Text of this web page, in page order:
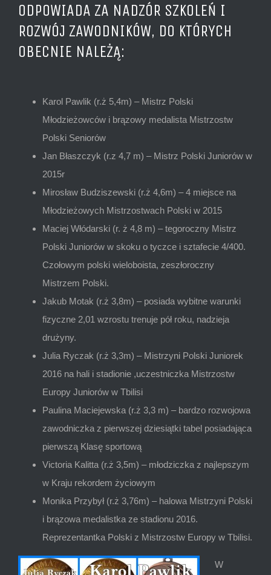
ODPOWIADA ZA NADZÓR SZKOLEŃ I
ROZWÓJ ZAWODNIKÓW, DO KTÓRYCH
OBECNIE NALEŻĄ:
Karol Pawlik (r.ż 5,4m) – Mistrz Polski
Młodzieżowców i brązowy medalista Mistrzostw
Polski Seniorów
Jan Błaszczyk (r.z 4,7 m) – Mistrz Polski Juniorów w
2015r
Mirosław Budziszewski (r.ż 4,6m) – 4 miejsce na
Młodzieżowych Mistrzostwach Polski w 2015
Maciej Włódarski (r. ż 4,8 m) – tegoroczny Mistrz
Polski Juniorów w skoku o tyczce i sztafecie 4/400.
Czołowym polski wieloboista, zeszłoroczny
Mistrzem Polski.
Jakub Motak (r.ż 3,8m) – posiada wybitne warunki
fizyczne 2,01 wzrostu trenuje pół roku, nadzieja
drużyny.
Julia Ryczak (r.ż 3,3m) – Mistrzyni Polski Juniorek
2016 na hali i stadionie ,uczestniczka Mistrzostw
Europy Juniorów w Tbilisi
Paulina Maciejewska (r.ż 3,3 m) – bardzo rozwojowa
zawodniczka z pierwszej dziesiątki tabel posiadająca
pierwszą Klasę sportową
Victoria Kalitta (r.ż 3,5m) – młodziczka z najlepszym
w Kraju rekordem życiowym
Monika Przybył (r.ż 3,76m) – halowa Mistrzyni Polski
i brązowa medalistka ze stadionu 2016.
Reprezentantka Polski z Mistrzostw Europy w Tbilisi.
W